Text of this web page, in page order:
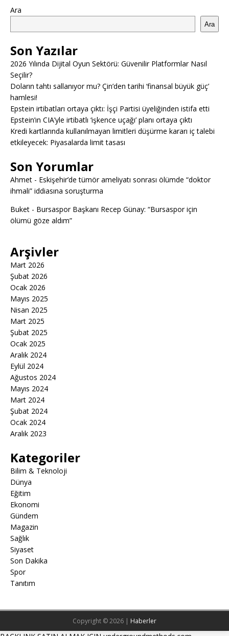
Ara
Ara
Son Yazılar
2026 Yılında Dijital Oyun Sektörü: Güvenilir Platformlar Nasıl
Seçilir?
Doların tahtı sallanıyor mu? Çin’den tarihi ‘finansal büyük güç’
hamlesi!
Epstein irtibatları ortaya çıktı: İşçi Partisi üyeliğinden istifa etti
Epstein’ın CIA’yle irtibatlı ‘işkence uçağı’ planı ortaya çıktı
Kredi kartlarında kullanılmayan limitleri düşürme kararı iç talebi
etkileyecek: Piyasalarda limit tasası
Son Yorumlar
Ahmet - Eskişehir’de tümör ameliyatı sonrası ölümde “doktor
ihmali” iddiasına soruşturma
Buket - Bursaspor Başkanı Recep Günay: “Bursaspor için
ölümü göze aldım”
Arşivler
Mart 2026
Şubat 2026
Ocak 2026
Mayıs 2025
Nisan 2025
Mart 2025
Şubat 2025
Ocak 2025
Aralık 2024
Eylül 2024
Ağustos 2024
Mayıs 2024
Mart 2024
Şubat 2024
Ocak 2024
Aralık 2023
Kategoriler
Bilim & Teknoloji
Dünya
Eğitim
Ekonomi
Gündem
Magazin
Sağlık
Siyaset
Son Dakika
Spor
Tanıtım
Copyright © 2026 | Haberler